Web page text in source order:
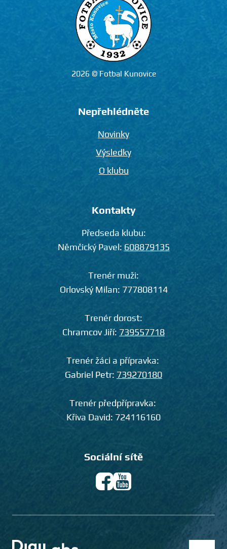
2026 © Fotbal Kunovice
Nepřehlédněte
Novinky
Výsledky
O klubu
Kontakty
Předseda klubu:
Němčický Pavel: 608879135
Trenér muži:
Orlovský Milan: 777808114
Trenér dorost:
Chramcov Jiří: 739557718
Trenér žáci a přípravka:
Gabriel Petr: 739270180
Trenér předpřípravka:
Křiva David: 724116160
Sociální sítě